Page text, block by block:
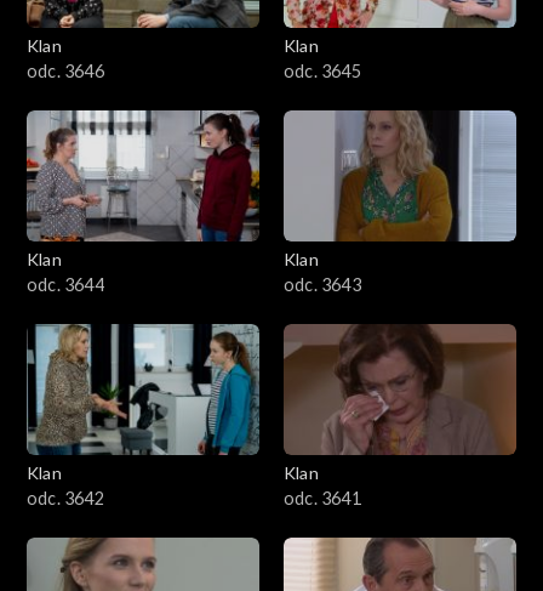
Klan
odc. 3646
Klan
odc. 3645
Klan
odc. 3644
Klan
odc. 3643
Klan
odc. 3642
Klan
odc. 3641